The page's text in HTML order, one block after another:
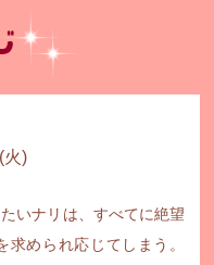
放送
社情報
火)
いナリは、すべてに絶望
められ応じてしまう。